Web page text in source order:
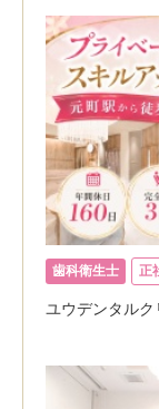
歯科衛生士 正
ユウデンタルク